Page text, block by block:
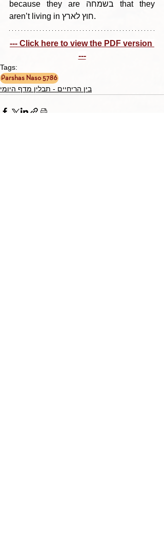
because they are בשמחה that they
aren’t living in חוץ לארץ.
--- Click here to view the PDF version
---
Tags:
Parshas Naso 5786
בין הריחיים - תבלין מדף היומי